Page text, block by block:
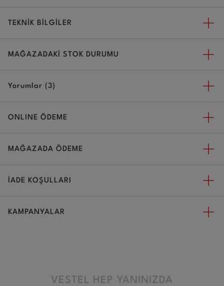
TEKNİK BİLGİLER
MAĞAZADAKİ STOK DURUMU
Yorumlar (3)
ONLINE ÖDEME
MAĞAZADA ÖDEME
İADE KOŞULLARI
KAMPANYALAR
VESTEL HEP YANINIZDA